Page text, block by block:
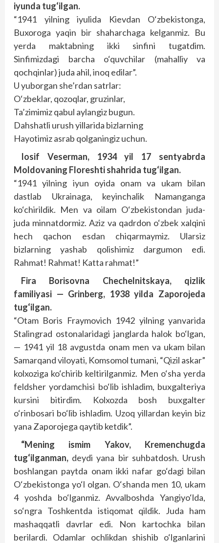
iyunda tug‘ilgan.
“1941 yilning iyulida Kievdan O‘zbekistonga,
Buxoroga yaqin bir shaharchaga kelganmiz. Bu
yerda maktabning ikki sinfini tugatdim.
Sinfimizdagi barcha o‘quvchilar (mahalliy va
qochqinlar) juda ahil, inoq edilar”.
U yuborgan she’rdan satrlar:
O‘zbeklar, qozoqlar, gruzinlar,
Ta’zimimiz qabul aylangiz bugun.
Dahshatli urush yillarida bizlarning
Hayotimiz asrab qolganingiz uchun.
Iosif Veserman, 1934 yil 17 sentyabrda
Moldovaning Floreshti shahrida tug‘ilgan.
“1941 yilning iyun oyida onam va ukam bilan
dastlab Ukrainaga, keyinchalik Namanganga
ko‘chirildik. Men va oilam O‘zbekistondan juda-
juda minnatdormiz. Aziz va qadrdon o‘zbek xalqini
hech qachon esdan chiqarmaymiz. Ularsiz
bizlarning yashab qolishimiz dargumon edi.
Rahmat! Rahmat! Katta rahmat!”
Fira Borisovna Chechelnitskaya, qizlik
familiyasi — Grinberg, 1938 yilda Zaporojeda
tug‘ilgan.
“Otam Boris Fraymovich 1942 yilning yanvarida
Stalingrad ostonalaridagi janglarda halok bo‘lgan,
— 1941 yil 18 avgustda onam men va ukam bilan
Samarqand viloyati, Komsomol tumani, “Qizil askar”
kolxoziga ko‘chirib keltirilganmiz. Men o‘sha yerda
feldsher yordamchisi bo‘lib ishladim, buxgalteriya
kursini bitirdim. Kolxozda bosh buxgalter
o‘rinbosari bo‘lib ishladim. Uzoq yillardan keyin biz
yana Zaporojega qaytib ketdik”.
“Mening ismim Yakov, Kremenchugda
tug‘ilganman, deydi yana bir suhbatdosh. Urush
boshlangan paytda onam ikki nafar go‘dagi bilan
O‘zbekistonga yo‘l olgan. O‘shanda men 10, ukam
4 yoshda bo‘lganmiz. Avvalboshda Yangiyo‘lda,
so‘ngra Toshkentda istiqomat qildik. Juda ham
mashaqqatli davrlar edi. Non kartochka bilan
berilardi. Odamlar ochlikdan shishib o‘lganlarini